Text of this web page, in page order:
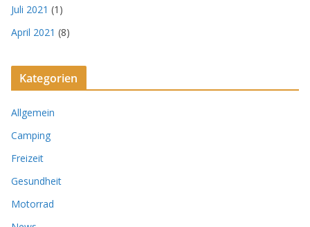
Juli 2021 (1)
April 2021 (8)
Kategorien
Allgemein
Camping
Freizeit
Gesundheit
Motorrad